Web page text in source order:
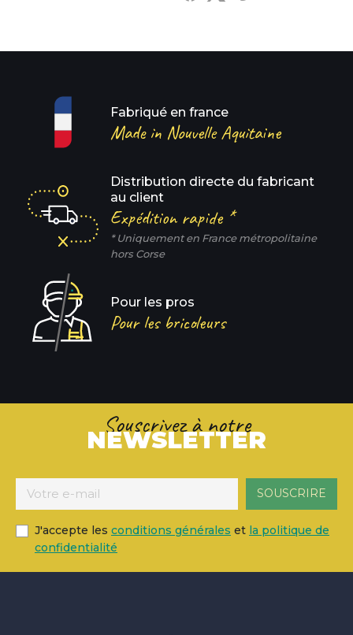
Fabriqué en france
Made in Nouvelle Aquitaine
Distribution directe du fabricant
au client
Expédition rapide *
* Uniquement en France métropolitaine
hors Corse
Pour les pros
Pour les bricoleurs
Souscrivez à notre
NEWSLETTER
J'accepte les conditions générales et la politique de
confidentialité